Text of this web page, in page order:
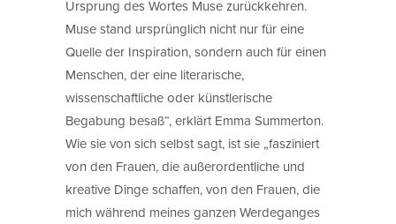
Ursprung des Wortes Muse zurückkehren.
Muse stand ursprünglich nicht nur für eine
Quelle der Inspiration, sondern auch für einen
Menschen, der eine literarische,
wissenschaftliche oder künstlerische
Begabung besaß“, erklärt Emma Summerton.
Wie sie von sich selbst sagt, ist sie „fasziniert
von den Frauen, die außerordentliche und
kreative Dinge schaffen, von den Frauen, die
mich während meines ganzen Werdeganges